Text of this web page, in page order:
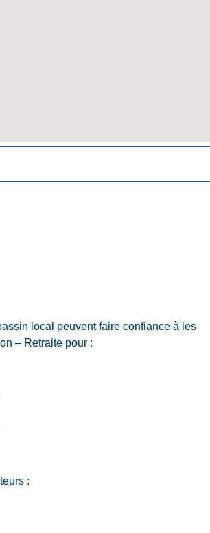
local peuvent faire confiance à les
– Retraite pour :
: